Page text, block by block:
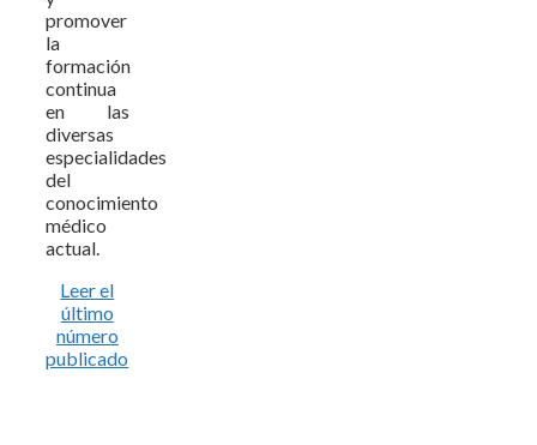
promover
la
formación
continua
en las
diversas
especialidades
del
conocimiento
médico
actual.
Leer el
último
número
publicado